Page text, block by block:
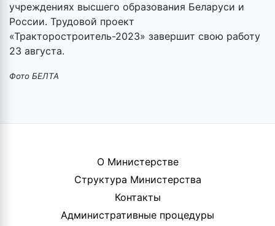
учреждениях высшего образования Беларуси и
России. Трудовой проект
«Тракторостроитель-2023» завершит свою работу
23 августа.
Фото БЕЛТА
О Министерстве
Структура Министерства
Контакты
Административные процедуры